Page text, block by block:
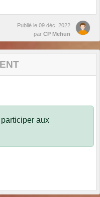
Publié le 09 déc. 2022
par CP Mehun
aux